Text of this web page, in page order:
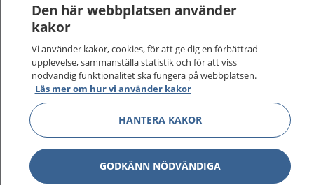
1177 –tryggt om din hälsa och vård
På 1177.se får du råd om hälsa och information om
sjukdomar och vilka mottagningar du kan kontakta.
Logga in för att läsa din journal och göra dina
vårdärenden. Ring telefonnummer 1177 för
sjukvårdsrådgivning dygnet runt.
1177 ger dig råd när du vill må bättre.
Den här webbplatsen använder
kakor
Vi använder kakor, cookies, för att ge dig en förbättrad
upplevelse, sammanställa statistik och för att viss
nödvändig funktionalitet ska fungera på webbplatsen.
Läs mer om hur vi använder kakor
HANTERA KAKOR
GODKÄNN NÖDVÄNDIGA